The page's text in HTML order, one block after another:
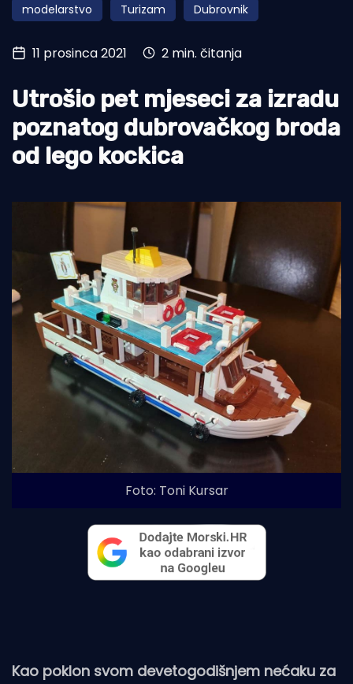
Turizam i nautika
Pomorstvo
Tradicija i kultura
modelarstvo Turizam Dubrovnik
11 prosinca 2021 2 min. čitanja
Utrošio pet mjeseci za izradu
poznatog dubrovačkog broda
od lego kockica
Foto: Toni Kursar
Kao poklon svom devetogodišnjem nećaku za